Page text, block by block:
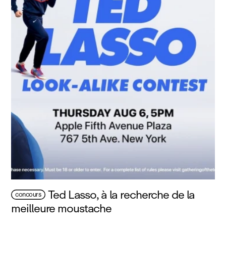
concours Ted Lasso, à la recherche de la
meilleure moustache